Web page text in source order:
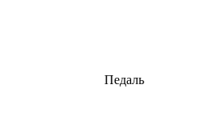
Педаль